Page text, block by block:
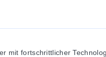
mit fortschrittlicher